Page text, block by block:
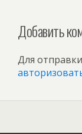
Добавить
Для